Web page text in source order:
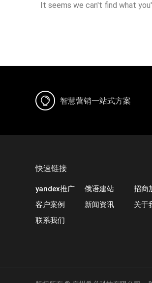
It seems we can't find what
智慧营销一站式方案
快速链接
yandex推广
客户案例
联系我们
俄语建站
新闻资讯
招商
关于